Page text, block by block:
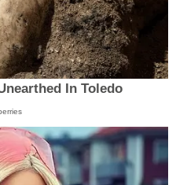
In Toledo